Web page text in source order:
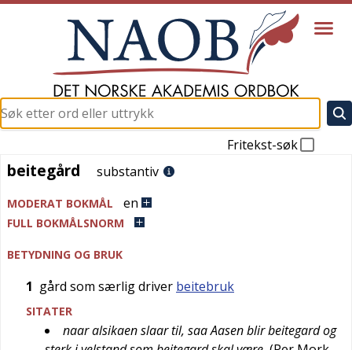
Fritekst-søk
beitegård
beitegård substantiv
MODERAT BOKMÅL en
FULL BOKMÅLSNORM
BETYDNING OG BRUK
1 gård som særlig driver beitebruk
SITATER
naar alsikaen slaar til, saa Aasen blir beitegard og